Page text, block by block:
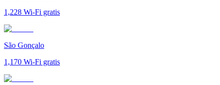
1,228 Wi-Fi gratis
São Gonçalo
1,170 Wi-Fi gratis